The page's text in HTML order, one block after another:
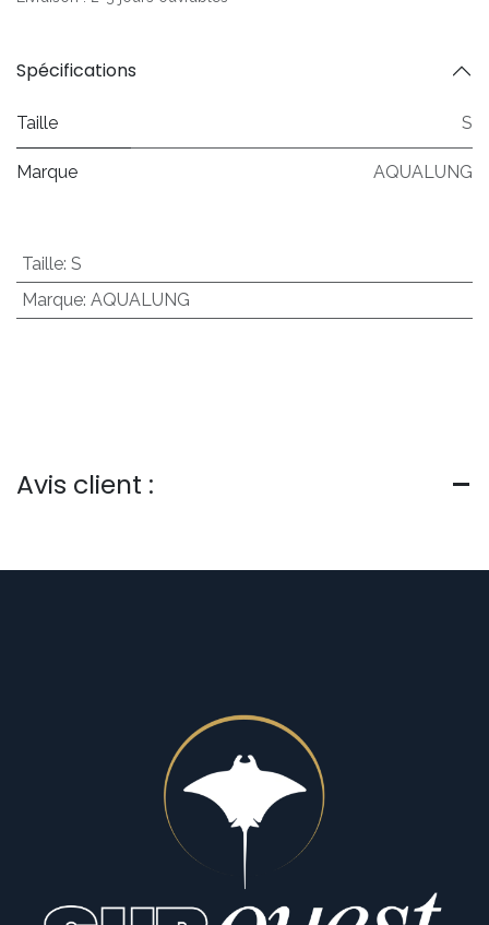
Spécifications
Taille S
Marque AQUALUNG
Taille: S
Marque: AQUALUNG
Avis client :